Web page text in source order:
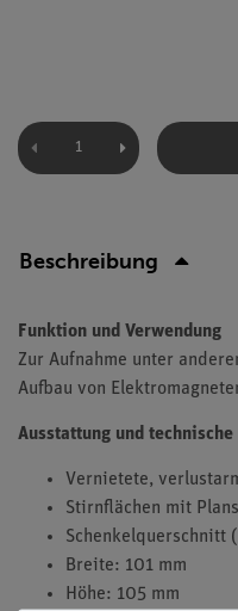
Beschreibung
Funktion und Verwendung
Zur Aufnahme unter
Aufbau von
Ausstattung und technische
Vernietete,
Stirnflächen mit
Schenkelquerschnitt
Breite: 101 mm
Höhe: 105 mm